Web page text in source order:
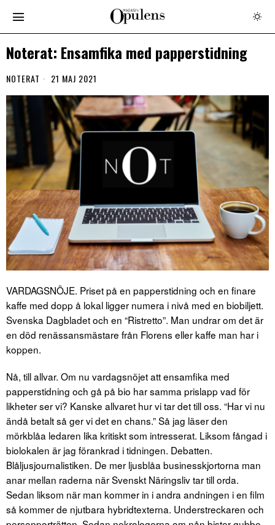
Noterat: Ensamfika med papperstidning
NOTERAT 21 MAJ 2021
VARDAGSNÖJE. Priset på en papperstidning och en finare
kaffe med dopp å lokal ligger numera i nivå med en biobiljett.
Svenska Dagbladet och en “Ristretto”. Man undrar om det är
en död renässansmästare från Florens eller kaffe man har i
koppen.
Nå, till allvar. Om nu vardagsnöjet att ensamfika med
papperstidning och gå på bio har samma prislapp vad för
likheter ser vi? Kanske allvaret hur vi tar det till oss. “Har vi nu
ändå betalt så ger vi det en chans.” Så jag läser den
mörkblåa ledaren lika kritiskt som intresserat. Liksom fångad i
biolokalen är jag förankrad i tidningen. Debatten.
Blåljusjournalistiken. De mer ljusblåa businesskjortorna man
anar mellan raderna när Svenskt Näringsliv tar till orda.
Sedan liksom när man kommer in i andra andningen i en film
så kommer de njutbara hybridtexterna. Understreckaren och